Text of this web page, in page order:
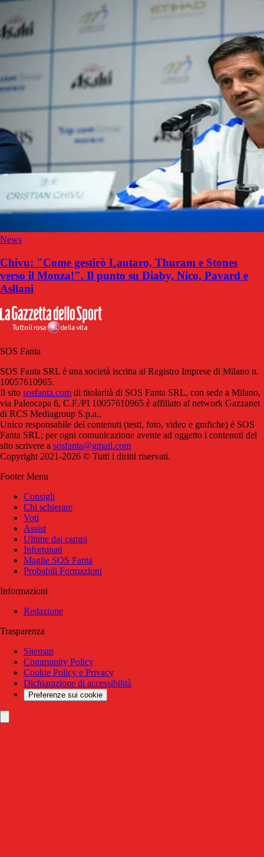
News
Chivu: "Come gestirò Lautaro, Thuram e Stones
verso il Monza!". Il punto su Diaby, Nico, Pavard e
Asllani
SOS Fanta
SOS Fanta SRL è una società iscritta al Registro Imprese di Milano n.
10057610965.
Il sito sosfanta.com di titolarità di SOS Fanta SRL, con sede a Milano,
via Paleocapa 6, C.F./PI 10057610965 è affiliato al network Gazzanet
di RCS Mediagroup S.p.a..
Unico responsabile dei contenuti (testi, foto, video e grafiche) è SOS
Fanta SRL; per ogni comunicazione avente ad oggetto i contenuti del
sito scrivere a sosfanta@gmail.com
Copyright 2021-2026 © Tutti i diritti riservati.
Footer Menu
Consigli
Chi schierare
Voti
Assist
Ultime dai campi
Infortunati
Maglie SOS Fanta
Probabili Formazioni
Informazioni
Redazione
Trasparenza
Sitemap
Community Policy
Cookie Policy e Privacy
Dichiarazione di accessibilità
Preferenze sui cookie